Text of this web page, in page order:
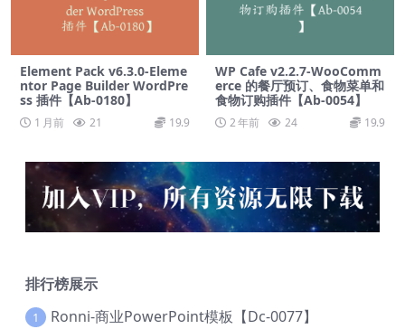
Element Pack v6.3.0-Eleme
ntor Page Builder WordPre
ss 插件【Ab-0180】
1 月前 21 19.9
WP Cafe v2.2.7-WooComm
erce 的餐厅预订、食物菜单和
食物订购插件【Ab-0054】
2 年前 24 19.9
排行榜展示
1 Ronni-商业PowerPoint模板【Dc-0077】